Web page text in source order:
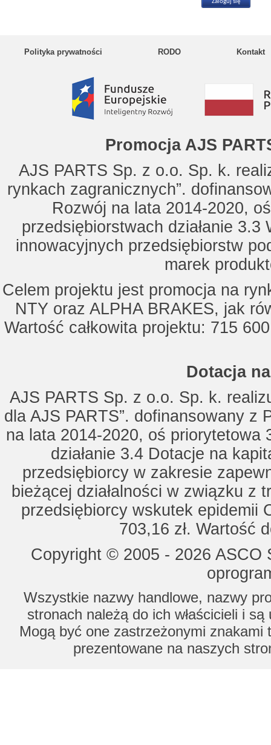
Polityka prywatności RODO Kontakt
Promocja AJS
AJS PARTS Sp. z o.o. Sp. k.
rynkach zagranicznych”.
Rozwój na lata 2014-2020,
przedsiębiorstwach działanie
innowacyjnych przedsiębiorstw
marek
Celem projektu jest promocja na
NTY oraz ALPHA BRAKES, jak
Wartość całkowita projektu: 715
Dotacja
AJS PARTS Sp. z o.o. Sp. k.
dla AJS PARTS”. dofinansowany z
na lata 2014-2020, oś priorytetowa
działanie 3.4 Dotacje na
przedsiębiorcy w zakresie
bieżącej działalności w związku z
przedsiębiorcy wskutek epidemii
703,16 zł. Wartość
Copyright © 2005 - 2026
Wszystkie nazwy handlowe, nazwy
stronach należą do ich właścicieli i
Mogą być one zastrzeżonymi znakami
prezentowane na naszych